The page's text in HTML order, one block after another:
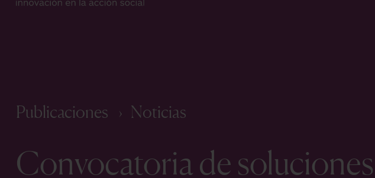
Publicaciones Noticias
Convocatoria de soluciones